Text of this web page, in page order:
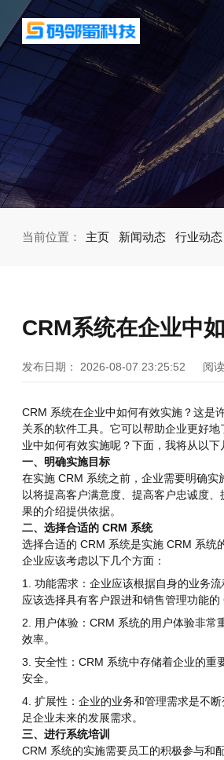
当前位置： 主页 新闻动态 行业动态
CRM系统在企业中
发布日期： 2026-08-07 23:25:52 阅
CRM 系统在企业中如何有效实施？这是
关系的软件工具。它可以帮助企业更好
业中如何有效实施呢？下面，我将从以下
一、明确实施目标
在实施 CRM 系统之前，企业需要明确
以将提高客户满意度、提高客户忠诚度
果的介绍提供依据。
二、选择合适的 CRM 系统
选择合适的 CRM 系统是实施 CRM 系统
企业应该考虑以下几个方面：
1. 功能需求：企业应该根据自身的业务
应该选择具有客户跟进和销售管理功能的
2. 用户体验：CRM 系统的用户体验非常
效率。
3. 安全性：CRM 系统中存储着企业的重
安全。
4. 扩展性：企业的业务和管理需求是不
足企业未来的发展需求。
三、进行系统培训
CRM 系统的实施需要员工的积极参与和